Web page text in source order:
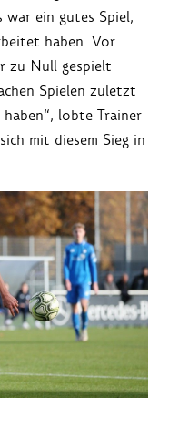
war ein gutes Spiel,
haben. Vor
zu Null gespielt
Spielen zuletzt
lobte Trainer
mit diesem Sieg in